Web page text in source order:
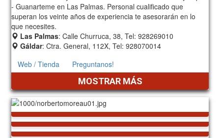
- Guanarteme en Las Palmas. Personal cualificado que
superan los veinte años de experiencia te asesorarán en lo
que necesites.
Las Palmas: Calle Churruca, 38, Tel: 928269010
Gáldar: Ctra. General, 112X, Tel: 928070014
Web / Tienda
Preguntanos!
MOSTRAR MÁS